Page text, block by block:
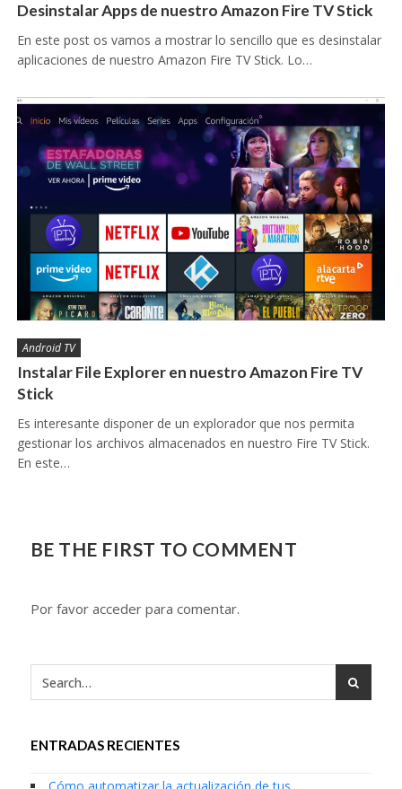
Desinstalar Apps de nuestro Amazon Fire TV Stick
En este post os vamos a mostrar lo sencillo que es desinstalar
aplicaciones de nuestro Amazon Fire TV Stick. Lo…
Android TV
Instalar File Explorer en nuestro Amazon Fire TV
Stick
Es interesante disponer de un explorador que nos permita
gestionar los archivos almacenados en nuestro Fire TV Stick.
En este…
BE THE FIRST TO COMMENT
Por favor acceder para comentar.
ENTRADAS RECIENTES